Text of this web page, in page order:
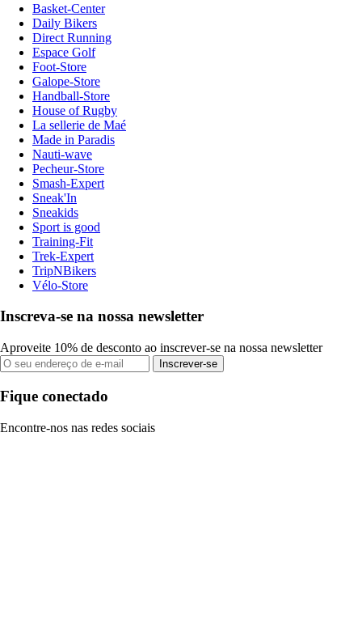
Basket-Center
Daily Bikers
Direct Running
Espace Golf
Foot-Store
Galope-Store
Handball-Store
House of Rugby
La sellerie de Maé
Made in Paradis
Nauti-wave
Pecheur-Store
Smash-Expert
Sneak'In
Sneakids
Sport is good
Training-Fit
Trek-Expert
TripNBikers
Vélo-Store
Inscreva-se na nossa newsletter
Aproveite 10% de desconto ao inscrever-se na nossa newsletter
Inscrever-se
Fique conectado
Encontre-nos nas redes sociais